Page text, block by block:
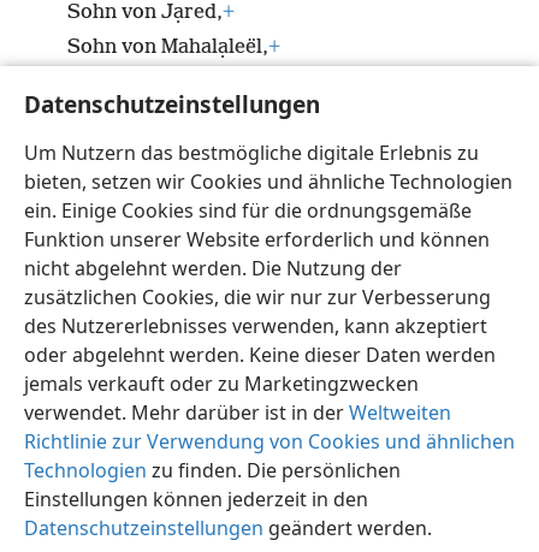
Datenschutzeinstellungen
Um Nutzern das bestmögliche digitale Erlebnis zu
bieten, setzen wir Cookies und ähnliche Technologien
ein. Einige Cookies sind für die ordnungsgemäße
Funktion unserer Website erforderlich und können
nicht abgelehnt werden. Die Nutzung der
zusätzlichen Cookies, die wir nur zur Verbesserung
des Nutzererlebnisses verwenden, kann akzeptiert
oder abgelehnt werden. Keine dieser Daten werden
jemals verkauft oder zu Marketingzwecken
verwendet. Mehr darüber ist in derWeltweiten
Richtlinie zur Verwendung von Cookies und ähnlichen
Technologien zu finden. Die persönlichen
Einstellungen können jederzeit in den
Datenschutzeinstellungen geändert werden.
Sohn von Jạred,+
Sohn von Mahalạleël,+
38 Sohn von Ẹnosch,+
Sohn von Seth,+
Sohn von Adam,+
dem Sohn Gottes.
Deutsch Teilen Einstellungen
Copyright © 2026 Watch Tower Bible and Tract Society of Pennsylvania
Nutzungsbedingungen
Datenschutzerklärung
Datenschutzeinstellungen
JW.ORG Anmelden